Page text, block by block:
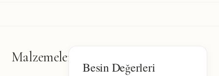
Malzemeler
malzeme
Besin Değerleri